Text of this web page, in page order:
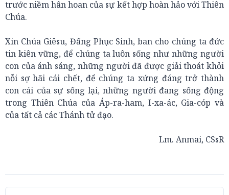
trước niềm hân hoan của sự kết hợp hoàn hảo với Thiên
Chúa.
Xin Chúa Giêsu, Đấng Phục Sinh, ban cho chúng ta đức
tin kiên vững, để chúng ta luôn sống như những người
con của ánh sáng, những người đã được giải thoát khỏi
nỗi sợ hãi cái chết, để chúng ta xứng đáng trở thành
con cái của sự sống lại, những người đang sống động
trong Thiên Chúa của Áp-ra-ham, I-xa-ác, Gia-cóp và
của tất cả các Thánh tử đạo.
Lm. Anmai, CSsR